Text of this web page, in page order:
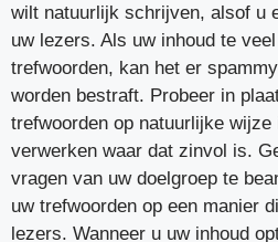
wilt natuurlijk schrijven, alsof u
uw lezers. Als uw inhoud te
trefwoorden, kan het er
worden bestraft. Probeer in
trefwoorden op natuurlijke wijze
verwerken waar dat zinvol is.
vragen van uw doelgroep te
uw trefwoorden op een manier
lezers. Wanneer u uw inhoud